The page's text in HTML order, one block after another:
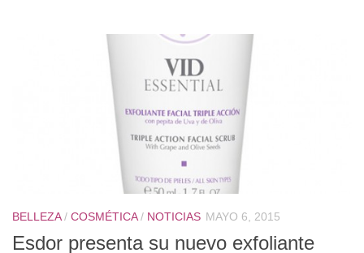
BELLEZA/ COSMÉTICA/ NOTICIAS MAYO 6, 2015
Esdor presenta su nuevo exfoliante